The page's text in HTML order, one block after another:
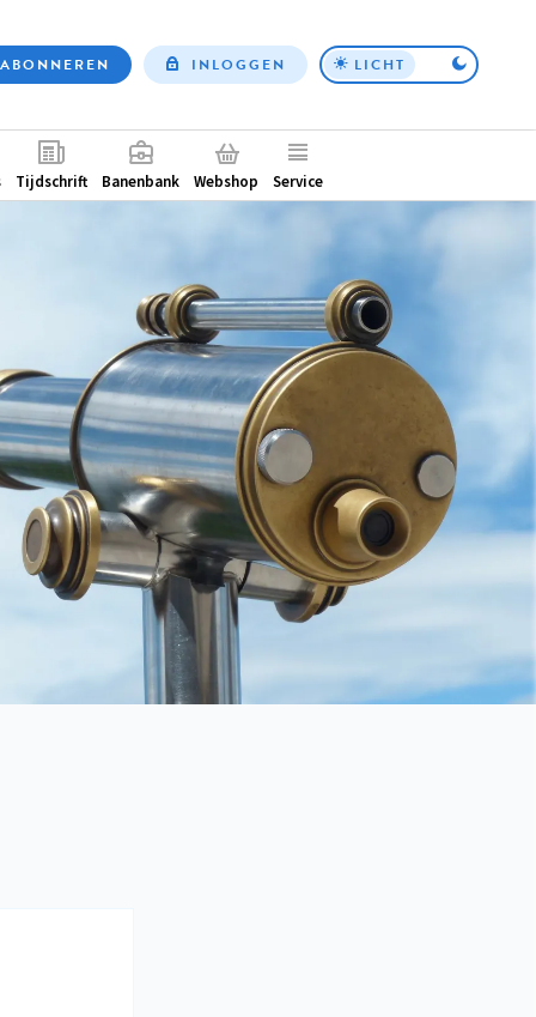
Top
ABONNEREN INLOGGEN LICHT
Tijdschrift Banenbank Webshop Service